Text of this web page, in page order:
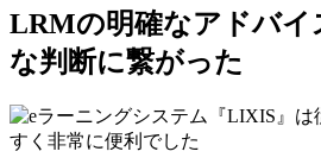
LRMの明確なアドバイ
な判断に繋がった